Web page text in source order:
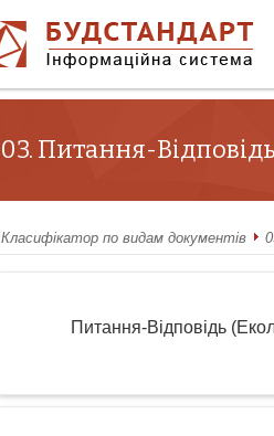
03. Питання-Відповідь
Класифікатор по видам документів
Питання-Відповідь